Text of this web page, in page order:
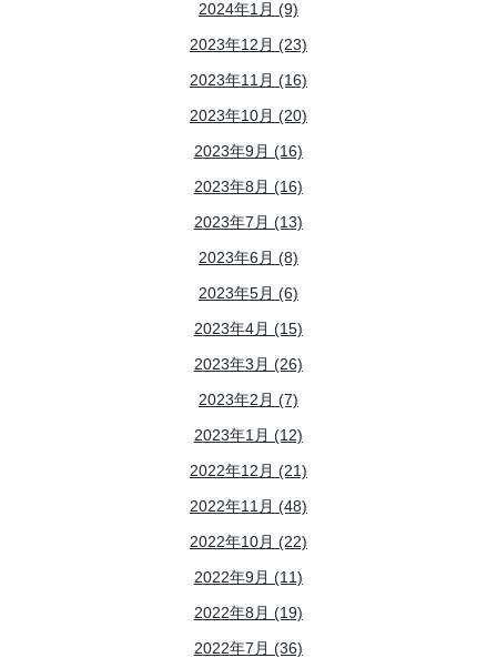
2024年1月 (9)
2023年12月 (23)
2023年11月 (16)
2023年10月 (20)
2023年9月 (16)
2023年8月 (16)
2023年7月 (13)
2023年6月 (8)
2023年5月 (6)
2023年4月 (15)
2023年3月 (26)
2023年2月 (7)
2023年1月 (12)
2022年12月 (21)
2022年11月 (48)
2022年10月 (22)
2022年9月 (11)
2022年8月 (19)
2022年7月 (36)